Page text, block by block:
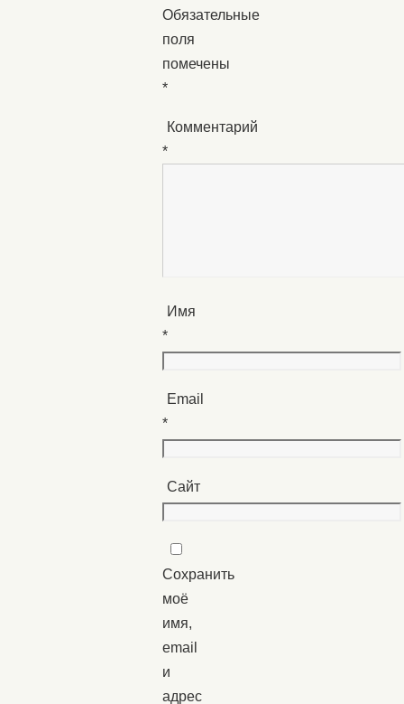
Обязательные
поля
помечены
*
Комментарий
*
Имя
*
Email
*
Сайт
Сохранить
моё
имя,
email
и
адрес